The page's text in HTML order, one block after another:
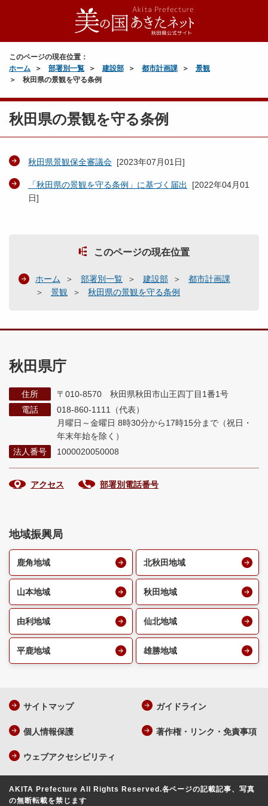
このページの現在位置：
ホーム
部署別一覧 建設部 都市計画課
景観
秋田県の景観を守る条例
秋田県の景観を守る条例
秋田県景観保全審議会 [2023年07月01日]
「秋田県の景観を守る条例」に基づく届出 [2022年04月01
日]
このページの現在位置
ホーム 部署別一覧 建設部
都市計画課
景観
秋田県の景観を守る条例
秋田県庁
住所
〒010-8570 秋田県秋田市山王四丁目1番1号
電話
018-860-1111（代表）
月曜日～金曜日 8時30分から17時15分まで （祝日・
年末年始を除く）
法人番号
1000020050008
アクセス 部署別電話番号
地域振興局
鹿角地域 北秋田地域
山本地域 秋田地域
由利地域 仙北地域
平鹿地域 雄勝地域
サイトマップ ガイドライン
個人情報保護 著作権・リンク・免責事項
ウェブアクセシビリティ
AKITA Prefecture All Rights Reserved.各ページの記載記事、写真
の無断転載を禁じます